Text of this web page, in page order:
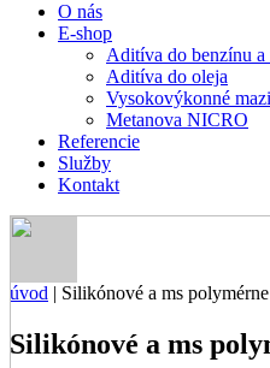
O nás
E-shop
Aditíva do benzínu a
Aditíva do oleja
Vysokovýkonné
Metanova NICRO
Referencie
Služby
Kontakt
úvod | Silikónové a ms
Silikónové a ms